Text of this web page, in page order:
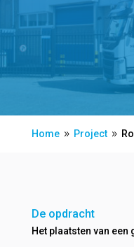
Home 9 Project 9
De opdracht
Het plaatsten van